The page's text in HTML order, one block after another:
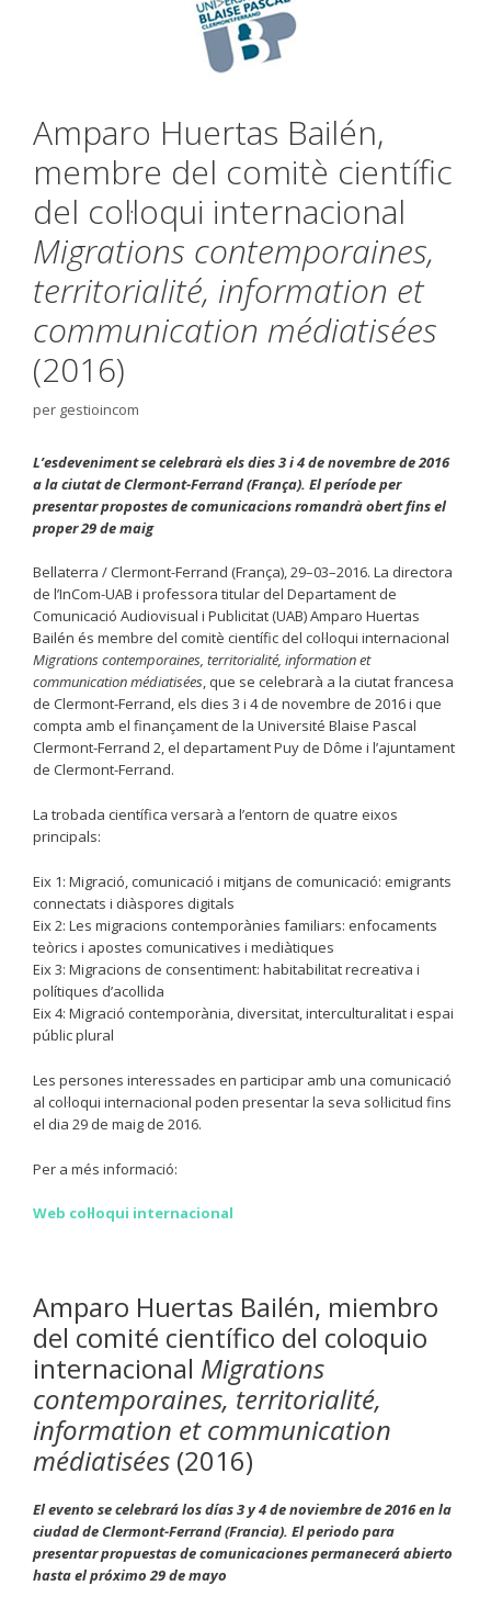
Amparo Huertas Bailén,
membre del comitè científic
del col·loqui internacional
Migrations contemporaines,
territorialité, information et
communication médiatisées
(2016)
per gestioincom
L’esdeveniment se celebrarà els dies 3 i 4 de novembre de 2016
a la ciutat de Clermont-Ferrand (França). El període per
presentar propostes de comunicacions romandrà obert fins el
proper 29 de maig
Bellaterra / Clermont-Ferrand (França), 29–03–2016. La directora
de l’InCom-UAB i professora titular del Departament de
Comunicació Audiovisual i Publicitat (UAB) Amparo Huertas
Bailén és membre del comitè científic del col·loqui internacional
Migrations contemporaines, territorialité, information et
communication médiatisées, que se celebrarà a la ciutat francesa
de Clermont-Ferrand, els dies 3 i 4 de novembre de 2016 i que
compta amb el finançament de la Université Blaise Pascal
Clermont-Ferrand 2, el departament Puy de Dôme i l’ajuntament
de Clermont-Ferrand.
La trobada científica versarà a l’entorn de quatre eixos
principals:
Eix 1: Migració, comunicació i mitjans de comunicació: emigrants
connectats i diàspores digitals
Eix 2: Les migracions contemporànies familiars: enfocaments
teòrics i apostes comunicatives i mediàtiques
Eix 3: Migracions de consentiment: habitabilitat recreativa i
polítiques d’acollida
Eix 4: Migració contemporània, diversitat, interculturalitat i espai
públic plural
Les persones interessades en participar amb una comunicació
al col·loqui internacional poden presentar la seva sol·licitud fins
el dia 29 de maig de 2016.
Per a més informació:
Web col·loqui internacional
Amparo Huertas Bailén, miembro
del comité científico del coloquio
internacional Migrations
contemporaines, territorialité,
information et communication
médiatisées (2016)
El evento se celebrará los días 3 y 4 de noviembre de 2016 en la
ciudad de Clermont-Ferrand (Francia). El periodo para
presentar propuestas de comunicaciones permanecerá abierto
hasta el próximo 29 de mayo